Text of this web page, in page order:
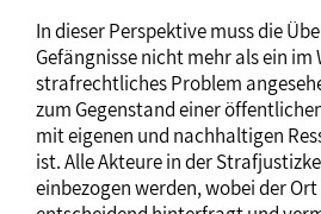
In dieser Perspektive muss die
Gefängnisse nicht mehr als ein im
strafrechtliches Problem
zum Gegenstand einer
mit eigenen und nachhaltigen
ist. Alle Akteure in der
einbezogen werden, wobei der